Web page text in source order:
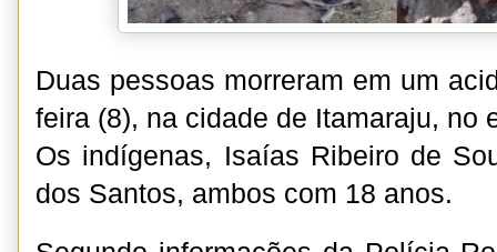
Duas pessoas morreram em um
feira (8), na cidade de Itamaraju, no
Os indígenas, Isaías Ribeiro de
dos Santos, ambos com 18 anos.